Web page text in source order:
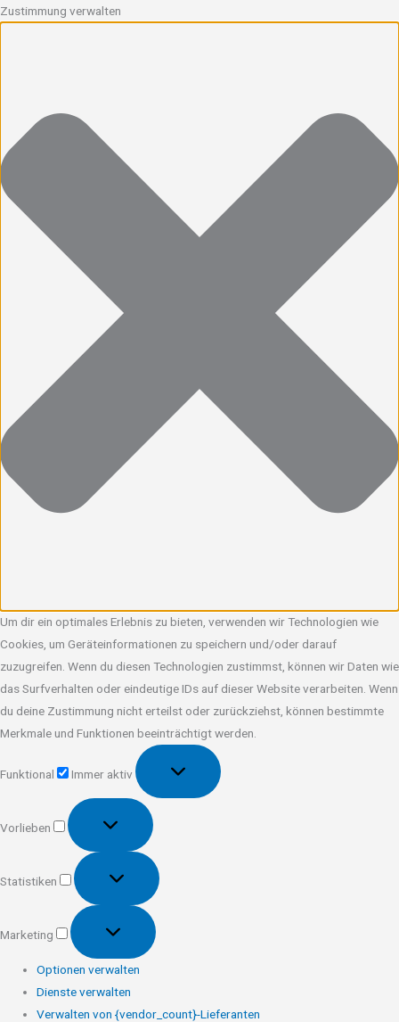
Zustimmung verwalten
Um dir ein optimales Erlebnis zu bieten, verwenden wir Technologien wie
Cookies, um Geräteinformationen zu speichern und/oder darauf
zuzugreifen. Wenn du diesen Technologien zustimmst, können wir Daten wie
das Surfverhalten oder eindeutige IDs auf dieser Website verarbeiten. Wenn
du deine Zustimmung nicht erteilst oder zurückziehst, können bestimmte
Merkmale und Funktionen beeinträchtigt werden.
Funktional
Immer aktiv
Vorlieben
Vorlieben
Statistiken
Statistiken
Marketing
Marketing
Optionen verwalten
Dienste verwalten
Verwalten von {vendor_count}-Lieferanten